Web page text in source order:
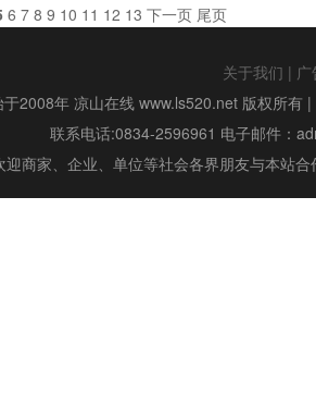
6 7 8 9 10 11 12 13 下一页 尾页
关于我们 |
于2008年 凉山在线 www.ls520.net 版权所
联系电话:0834-2596961 电子邮件：
迎商家、企业、单位等社会各界朋友与本站